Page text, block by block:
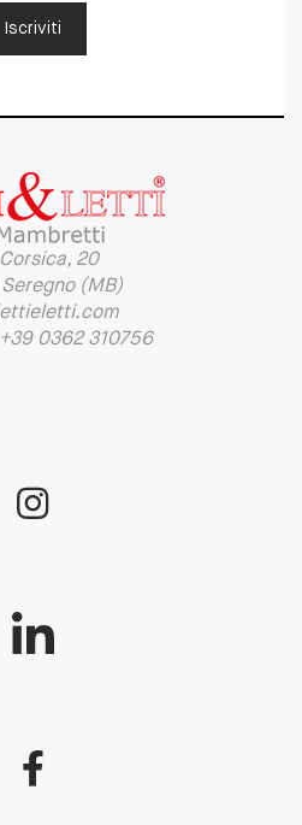
Iscriviti
20
(MB)
0362 310756